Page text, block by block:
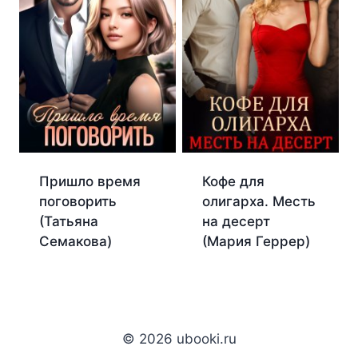
Пришло время
поговорить
(Татьяна
Семакова)
Кофе для
олигарха. Месть
на десерт
(Мария Геррер)
© 2026 ubooki.ru